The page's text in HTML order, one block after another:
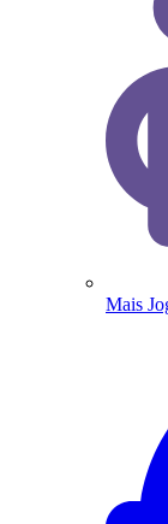
Mais